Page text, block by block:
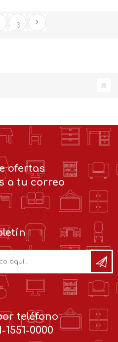
3
ofertas
a tu correo
teléfono
0000